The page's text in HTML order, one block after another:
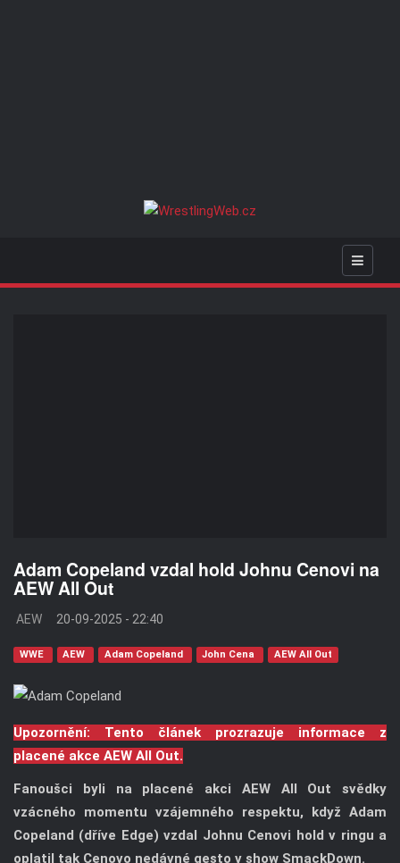
Adam Copeland vzdal hold Johnu Cenovi na
AEW All Out
AEW 20-09-2025 - 22:40
WWE AEW Adam Copeland John Cena AEW All Out
Upozornění: Tento článek prozrazuje informace z
placené akce AEW All Out.
Fanoušci byli na placené akci AEW All Out svědky
vzácného momentu vzájemného respektu, když Adam
Copeland (dříve Edge) vzdal Johnu Cenovi hold v ringu a
oplatil tak Cenovo nedávné gesto v show SmackDown.